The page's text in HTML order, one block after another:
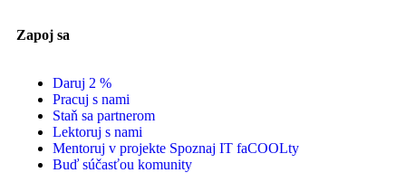
Zapoj sa
Daruj 2 %
Pracuj s nami
Staň sa partnerom
Lektoruj s nami
Mentoruj v projekte Spoznaj IT faCOOLty
Buď súčasťou komunity